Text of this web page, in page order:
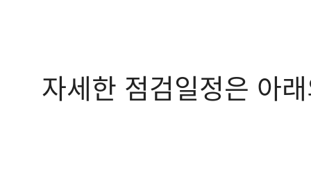
자세한 점검일정은 아